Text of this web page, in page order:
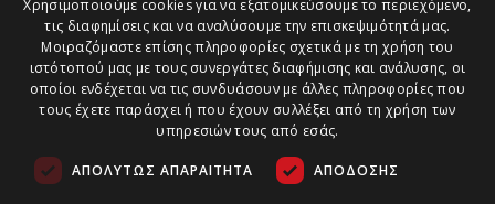
Χρησιμοποιούμε cookies για να εξατομικεύσουμε το περιεχόμενο,
τις διαφημίσεις και να αναλύσουμε την επισκεψιμότητά μας.
Μοιραζόμαστε επίσης πληροφορίες σχετικά με τη χρήση του
ιστότοπού μας με τους συνεργάτες διαφήμισης και ανάλυσης, οι
οποίοι ενδέχεται να τις συνδυάσουν με άλλες πληροφορίες που
τους έχετε παράσχει ή που έχουν συλλέξει από τη χρήση των
υπηρεσιών τους από εσάς.
ΑΠΟΛΎΤΩΣ ΑΠΑΡΑΊΤΗΤΑ ΑΠΌΔΟΣΗΣ